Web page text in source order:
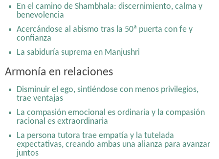
En el camino de Shambhala: discernimiento, calma y
benevolencia
Acercándose al abismo tras la 50ª puerta con fe y
confianza
La sabiduría suprema en Manjushri
Nietzsche y Laozi: la emergencia de la espontaneidad y
el naturalismo en dos inconformistas separados en el
tiempo y espacio
De praemeditatio malorum a memento mori y al yoga
de la muerte: Practicar morir
Disminuir el ego, sintiéndose con menos privilegios,
trae ventajas
En el camino de Shambhala: discernimiento, calma y
benevolencia
Armonía en relaciones
Disminuir el ego, sintiéndose con menos privilegios,
trae ventajas
La compasión emocional es ordinaria y la compasión
racional es extraordinaria
La persona tutora trae empatía y la tutelada
expectativas, creando ambas una alianza para avanzar
juntos